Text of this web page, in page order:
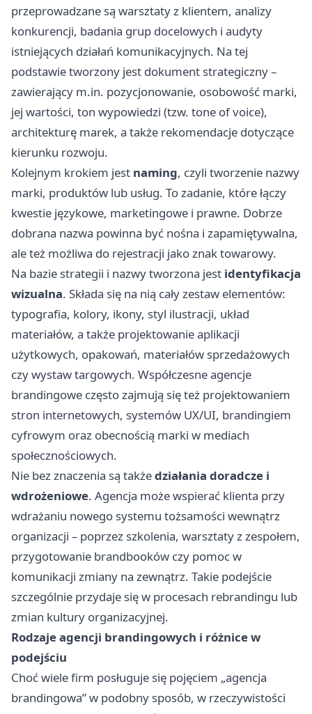
przeprowadzane są warsztaty z klientem, analizy
konkurencji, badania grup docelowych i audyty
istniejących działań komunikacyjnych. Na tej
podstawie tworzony jest dokument strategiczny –
zawierający m.in. pozycjonowanie, osobowość marki,
jej wartości, ton wypowiedzi (tzw. tone of voice),
architekturę marek, a także rekomendacje dotyczące
kierunku rozwoju.
Kolejnym krokiem jest naming, czyli tworzenie nazwy
marki, produktów lub usług. To zadanie, które łączy
kwestie językowe, marketingowe i prawne. Dobrze
dobrana nazwa powinna być nośna i zapamiętywalna,
ale też możliwa do rejestracji jako znak towarowy.
Na bazie strategii i nazwy tworzona jest identyfikacja
wizualna. Składa się na nią cały zestaw elementów:
typografia, kolory, ikony, styl ilustracji, układ
materiałów, a także projektowanie aplikacji
użytkowych, opakowań, materiałów sprzedażowych
czy wystaw targowych. Współczesne agencje
brandingowe często zajmują się też projektowaniem
stron internetowych, systemów UX/UI, brandingiem
cyfrowym oraz obecnością marki w mediach
społecznościowych.
Nie bez znaczenia są takżedziałania doradcze i
wdrożeniowe. Agencja może wspierać klienta przy
wdrażaniu nowego systemu tożsamości wewnątrz
organizacji – poprzez szkolenia, warsztaty z zespołem,
przygotowanie brandbooków czy pomoc w
komunikacji zmiany na zewnątrz. Takie podejście
szczególnie przydaje się w procesach rebrandingu lub
zmian kultury organizacyjnej.
Rodzaje agencji brandingowych i różnice w
podejściu
Choć wiele firm posługuje się pojęciem „agencja
brandingowa” w podobny sposób, w rzeczywistości